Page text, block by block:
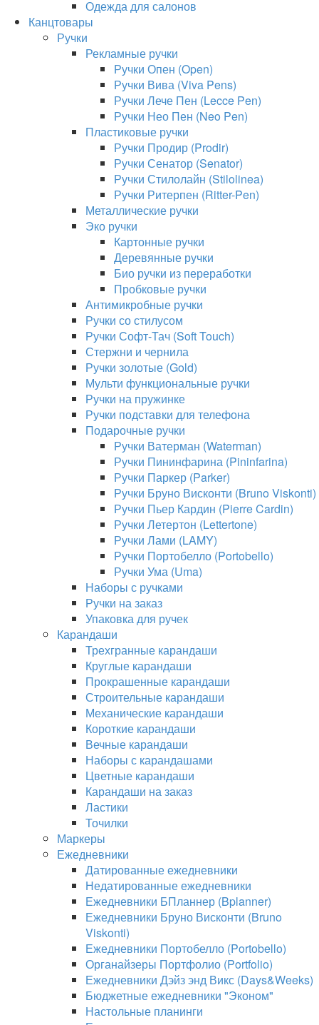
Одежда для салонов
Канцтовары
Ручки
Рекламные ручки
Ручки Опен (Open)
Ручки Вива (Viva Pens)
Ручки Лече Пен (Lecce Pen)
Ручки Нео Пен (Neo Pen)
Пластиковые ручки
Ручки Продир (Prodir)
Ручки Сенатор (Senator)
Ручки Стилолайн (Stilolinea)
Ручки Ритерпен (Ritter-Pen)
Металлические ручки
Эко ручки
Картонные ручки
Деревянные ручки
Био ручки из переработки
Пробковые ручки
Антимикробные ручки
Ручки со стилусом
Ручки Софт-Тач (Soft Touch)
Стержни и чернила
Ручки золотые (Gold)
Мульти функциональные ручки
Ручки на пружинке
Ручки подставки для телефона
Подарочные ручки
Ручки Ватерман (Waterman)
Ручки Пининфарина (Pininfarina)
Ручки Паркер (Parker)
Ручки Бруно Висконти (Bruno Viskonti)
Ручки Пьер Кардин (Pierre Cardin)
Ручки Летертон (Lettertone)
Ручки Лами (LAMY)
Ручки Портобелло (Portobello)
Ручки Ума (Uma)
Наборы с ручками
Ручки на заказ
Упаковка для ручек
Карандаши
Трехгранные карандаши
Круглые карандаши
Прокрашенные карандаши
Строительные карандаши
Механические карандаши
Короткие карандаши
Вечные карандаши
Наборы с карандашами
Цветные карандаши
Карандаши на заказ
Ластики
Точилки
Маркеры
Ежедневники
Датированные ежедневники
Недатированные ежедневники
Ежедневники БПланнер (Bplanner)
Ежедневники Бруно Висконти (Bruno
Viskonti)
Ежедневники Портобелло (Portobello)
Органайзеры Портфолио (Portfolio)
Ежедневники Дэйз энд Викс (Days&Weeks)
Бюджетные ежедневники "Эконом"
Настольные планинги